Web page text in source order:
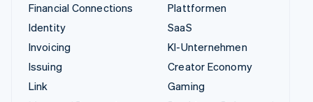
Financial Connections
Identity
Invoicing
Issuing
Link
Plattformen
SaaS
KI-Unternehmen
Creator Economy
Gaming